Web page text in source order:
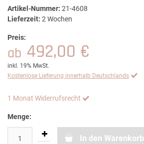
Artikel-Nummer: 21-4608
Lieferzeit: 2 Wochen
Preis:
ab 492,00 €
inkl. 19% MwSt.
Kostenlose Lieferung innerhalb Deutschlands
1 Monat Widerrufsrecht
Menge:
In den Warenkorb